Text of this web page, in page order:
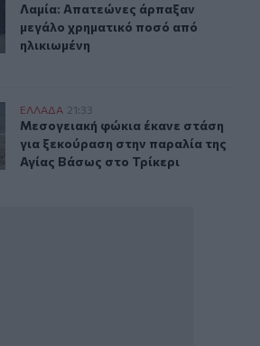
Λαμία: Απατεώνες άρπαξαν μεγάλο
Λαμία: Απατεώνες άρπαξαν
μεγάλο χρηματικό ποσό από
ηλικιωμένη
έκανε στάση για ξεκούραση στην
ΕΛΛAΔΑ 21:33
Μεσογειακή φώκια έκανε στάση
Μεσογειακή φώκια έκανε στάση
για ξεκούραση στην παραλία της
Αγίας Βάσως στο Τρίκερι